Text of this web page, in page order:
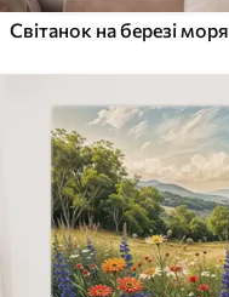
Світанок на березі моря